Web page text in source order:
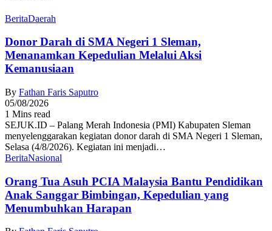
BeritaDaerah
Donor Darah di SMA Negeri 1 Sleman,
Menanamkan Kepedulian Melalui Aksi
Kemanusiaan
By Fathan Faris Saputro
05/08/2026
1 Mins read
SEJUK.ID – Palang Merah Indonesia (PMI) Kabupaten Sleman
menyelenggarakan kegiatan donor darah di SMA Negeri 1 Sleman,
Selasa (4/8/2026). Kegiatan ini menjadi…
BeritaNasional
Orang Tua Asuh PCIA Malaysia Bantu Pendidikan
Anak Sanggar Bimbingan, Kepedulian yang
Menumbuhkan Harapan